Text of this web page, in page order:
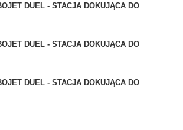
DUEL - STACJA DOKUJĄCA DO
DUEL - STACJA DOKUJĄCA DO
DUEL - STACJA DOKUJĄCA DO